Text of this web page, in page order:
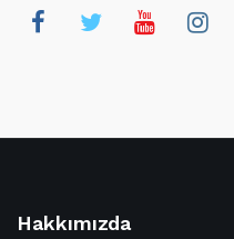
Hakkımızda